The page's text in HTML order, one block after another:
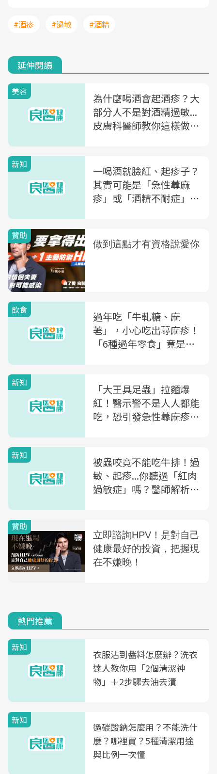
#酒疹 #過敏 #酒精
延伸閱讀
美容
為什麼喝酒會起酒疹？大
部分人不是對酒精過敏...
皮膚科醫師教你這樣做不
新知
一喝酒就臉紅、起疹子？
其實可能是「急性蕁麻
疹」或「酒精不耐症」！
飲食
過年吃「牛軋糖、麻
荖」，小心吃出蕁麻疹！
「6種過年零食」竟是過
新知
「大王具足蟲」拉麵爆
紅！醫示警不是人人都能
吃，恐引發急性蕁麻疹，
新知
被蟲咬竟不能吃牛排！過
敏、起疹...你聽過「紅肉
過敏症」嗎？醫師解析：
熱門推薦
新知
衣服沾到醬料怎麼辦？洗衣
達人教你用「2個清潔神
物」＋2步驟去油去漬
新知
過碳酸鈉怎麼用？不能洗什
麼？哪裡買？5種清潔用途
與比例一次懂